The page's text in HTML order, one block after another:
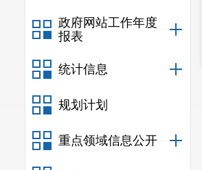
政府网站工作年度
报表
统计信息
规划计划
重点领域信息公开